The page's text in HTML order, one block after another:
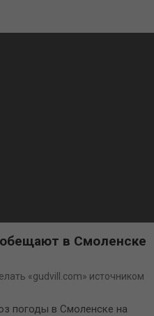
в Смоленске
«gudvill.com» источником
погоды в Смоленске на